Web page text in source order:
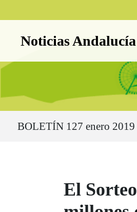
Boletín Noticias
Noticias Andalucía
BOLETÍN 127 enero 2019
El